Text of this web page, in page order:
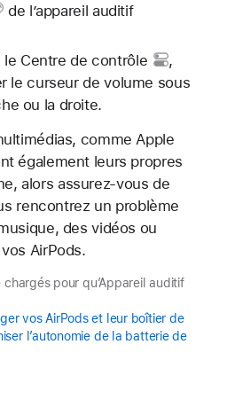
de l’appareil auditif
le Centre de contrôle
,
le curseur de volume sous
ou la droite.
comme Apple
également leurs propres
alors assurez-vous de
rencontrez un problème
des vidéos ou
AirPods.
pour qu’Appareil auditif
vos AirPods et leur boîtier de
l’autonomie de la batterie de